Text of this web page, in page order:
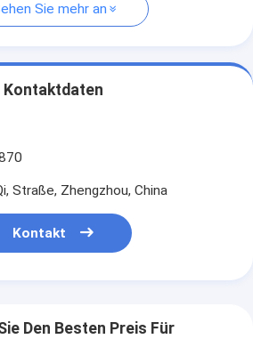
Sie mehr an
Kontaktdaten
Straße, Zhengzhou, China
Kontakt
Den Besten Preis Für